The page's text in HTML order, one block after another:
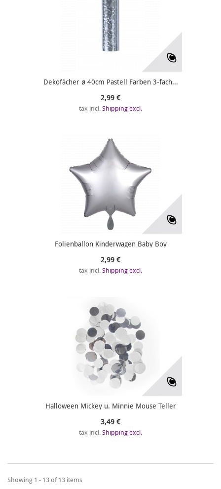
Dekofächer ø 40cm Pastell Farben 3-fach...
2,99 €
tax incl.Shipping excl.
Folienballon Kinderwagen Baby Boy
2,99 €
tax incl.Shipping excl.
Halloween Mickey u. Minnie Mouse Teller
3,49 €
tax incl.Shipping excl.
Showing 1 - 13 of 13 items